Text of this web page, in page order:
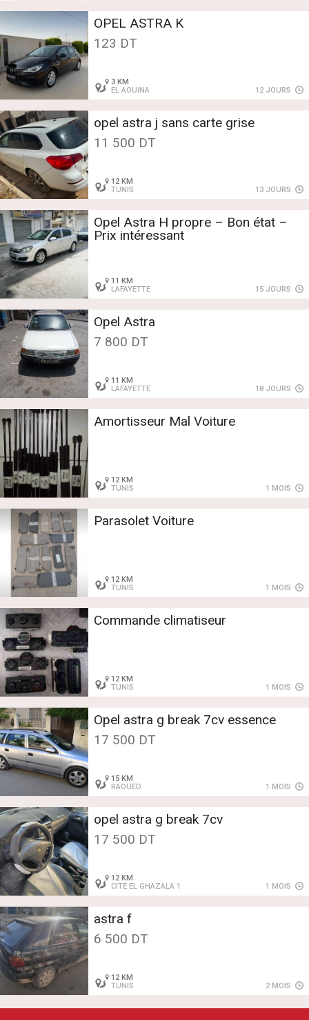
OPEL ASTRA K
123 DT
3 KM
EL AOUINA
12 JOURS
opel astra j sans carte grise
11 500 DT
12 KM
TUNIS
13 JOURS
Opel Astra H propre – Bon état –
Prix intéressant
11 KM
LAFAYETTE
15 JOURS
Opel Astra
7 800 DT
11 KM
LAFAYETTE
18 JOURS
Amortisseur Mal Voiture
12 KM
TUNIS
1 MOIS
Parasolet Voiture
12 KM
TUNIS
1 MOIS
Commande climatiseur
12 KM
TUNIS
1 MOIS
Opel astra g break 7cv essence
17 500 DT
15 KM
RAOUED
1 MOIS
opel astra g break 7cv
17 500 DT
12 KM
CITÉ EL GHAZALA 1
1 MOIS
astra f
6 500 DT
12 KM
TUNIS
2 MOIS